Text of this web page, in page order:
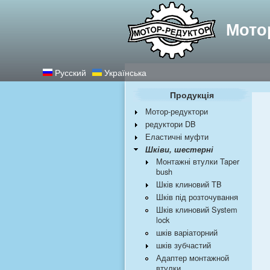
Найкращі
Русский Українська
Продукція
Мотор-редуктори
редуктори DB
Еластичні муфти
Шківи, шестерні
Монтажні втулки Taper
bush
Шків клиновий TB
Шків під розточування
Шків клиновий System
lock
шків варіаторний
шків зубчастий
Адаптер монтажной